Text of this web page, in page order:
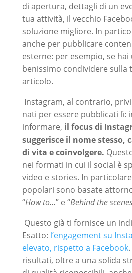
di apertura, dettagli di un
tua attività, il vecchio
soluzione migliore. In
anche per pubblicare
esterne: per esempio, se
benissimo condividere sulla
articolo.
Instagram, al contrario,
nati per essere pubblicati lì:
informare, il focus di
suggerisce il nome
di vita e coinvolgere.
nei formati in cui il social è
video e stories. In
popolari sono basate
“How to…” e “Behind the
Questo già ti fornisce un
Esatto: l’engagement su
elevato, rispetto a Facebook
risultati, oltre a una solida